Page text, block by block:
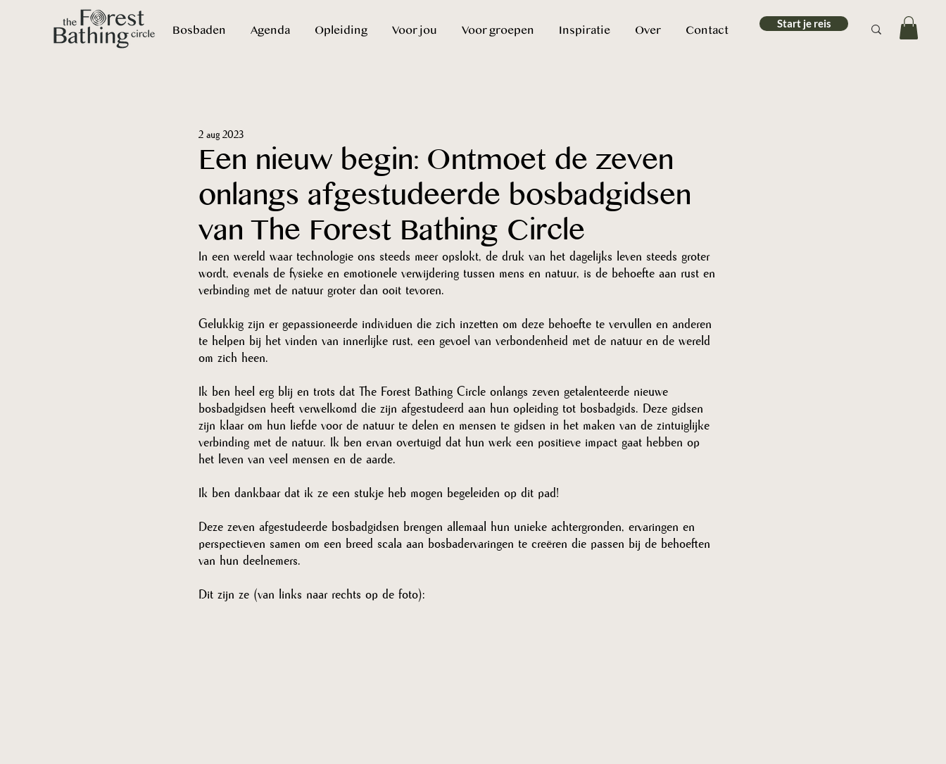
Bosbaden Agenda Opleiding Voor jou Voor groepen Inspiratie Over Contact Start je reis
Een nieuw begin: Ontmoet de zeven
onlangs afgestudeerde bosbadgidsen
van The Forest Bathing Circle
2 aug 2023
In een wereld waar technologie ons steeds meer opslokt, de druk van het dagelijks leven steeds groter
wordt, evenals de fysieke en emotionele verwijdering tussen mens en natuur, is de behoefte aan rust en
verbinding met de natuur groter dan ooit tevoren.
Gelukkig zijn er gepassioneerde individuen die zich inzetten om deze behoefte te vervullen en anderen
te helpen bij het vinden van innerlijke rust, een gevoel van verbondenheid met de natuur en de wereld
om zich heen.
Ik ben heel erg blij en trots dat The Forest Bathing Circle onlangs zeven getalenteerde nieuwe
bosbadgidsen heeft verwelkomd die zijn afgestudeerd aan hun opleiding tot bosbadgids. Deze gidsen
zijn klaar om hun liefde voor de natuur te delen en mensen te gidsen in het maken van de zintuiglijke
verbinding met de natuur. Ik ben ervan overtuigd dat hun werk een positieve impact gaat hebben op
het leven van veel mensen en de aarde.
Ik ben dankbaar dat ik ze een stukje heb mogen begeleiden op dit pad!
Deze zeven afgestudeerde bosbadgidsen brengen allemaal hun unieke achtergronden, ervaringen en
perspectieven samen om een breed scala aan bosbadervaringen te creëren die passen bij de behoeften
van hun deelnemers.
Dit zijn ze (van links naar rechts op de foto):